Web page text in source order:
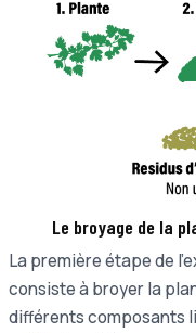
Le broyage de la
La première étape de
consiste à broyer la
différents composants